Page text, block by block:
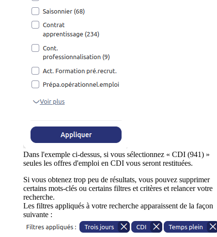
Dans l'exemple ci-dessus, si vous sélectionnez « CDI (941) »
seules les offres d'emploi en CDI vous seront restituées.
Si vous obtenez trop peu de résultats, vous pouvez supprimer
certains mots-clés ou certains filtres et critères et relancer votre
recherche.
Les filtres appliqués à votre recherche apparaissent de la façon
suivante :